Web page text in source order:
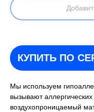
КУПИТЬ ПО
Мы используем
вызывают
воздухопроницаемый